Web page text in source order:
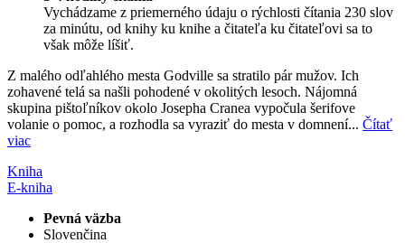
Vychádzame z priemerného údaju o rýchlosti čítania 230 slov
za minútu, od knihy ku knihe a čitateľa ku čitateľovi sa to
však môže líšiť.
Z malého odľahlého mesta Godville sa stratilo pár mužov. Ich
zohavené telá sa našli pohodené v okolitých lesoch. Nájomná
skupina pištoľníkov okolo Josepha Cranea vypočula šerifove
volanie o pomoc, a rozhodla sa vyraziť do mesta v domnení... Čítať
viac
Kniha
E-kniha
Pevná väzba
Slovenčina